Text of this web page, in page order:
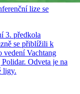
lize se
3. předkola
se přiblížili k
vedení Vachtang
Odveta je na
ligy.